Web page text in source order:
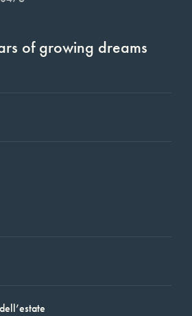
of growing dreams